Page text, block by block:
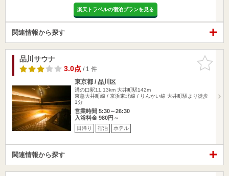
楽天トラベルの宿泊プランを見る
関連情報から探す
お気に入
りに追加
品川サウナ
3.0点/ 1 件
東京都 / 品川区
溝の口駅11.13km 大井町駅142m
東急大井町線 / 京浜東北線 / りんかい線 大井町駅より徒歩
1分
営業時間 5:30～26:30
入浴料金 980円～
日帰り 宿泊 ホテル
関連情報から探す